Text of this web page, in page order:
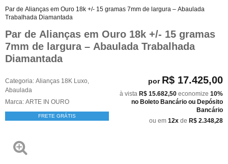
Par de Alianças em Ouro 18k +/- 15 gramas 7mm de largura – Abaulada
Trabalhada Diamantada
Par de Alianças em Ouro 18k +/- 15 gramas
7mm de largura – Abaulada Trabalhada
Diamantada
Categoria: Alianças 18K Luxo
Abaulada
Marca: ARTE IN OURO
FRETE GRÁTIS
por R$ 17.425,00
à vista R$ 15.682,50 economize 10%
no Boleto Bancário ou Depósito
Bancário
ou em 12x de R$ 2.348,28